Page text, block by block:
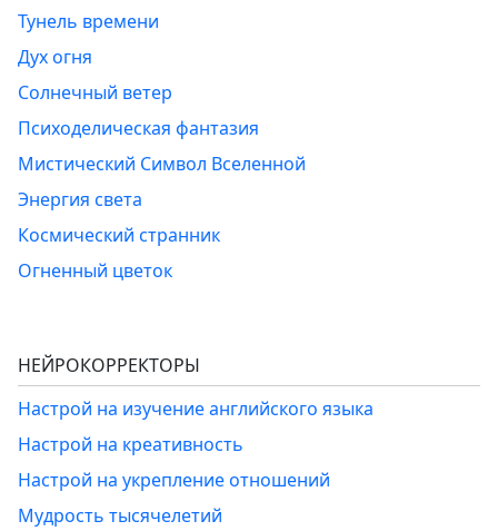
Тунель времени
Дух огня
Солнечный ветер
Психоделическая фантазия
Мистический Символ Вселенной
Энергия света
Космический странник
Огненный цветок
НЕЙРОКОРРЕКТОРЫ
Настрой на изучение английского языка
Настрой на креативность
Настрой на укрепление отношений
Мудрость тысячелетий